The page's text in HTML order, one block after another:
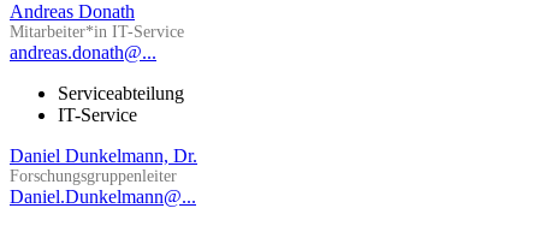
Andreas Donath
Mitarbeiter*in IT-Service
andreas.donath@...
Serviceabteilung
IT-Service
Daniel Dunkelmann, Dr.
Forschungsgruppenleiter
Daniel.Dunkelmann@...